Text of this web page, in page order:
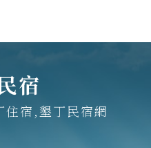
宿
宿,墾丁民宿網